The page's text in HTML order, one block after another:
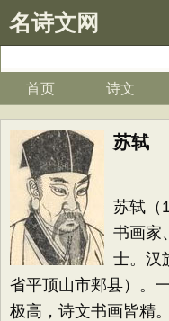
名诗文网
首页 诗文
苏轼
苏轼（
书画家
士。汉
省平顶山市郏县）。
极高，诗文书画皆精